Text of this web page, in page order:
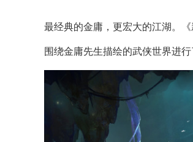
最经典的金庸，更宏大的江湖。
围绕金庸先生描绘的武侠世界进